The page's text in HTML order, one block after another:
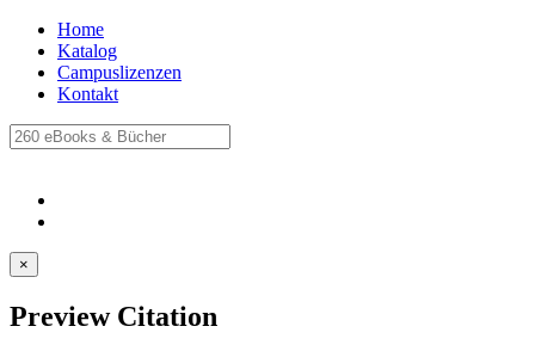
Home
Katalog
Campuslizenzen
Kontakt
×
Preview Citation